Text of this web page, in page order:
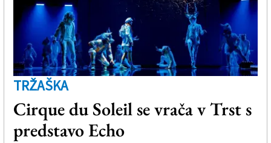
Vreme
V Kioskih
Oglasi
Založnik
TRŽAŠKA
Cirque du Soleil se vrača v Trst s
predstavo Echo